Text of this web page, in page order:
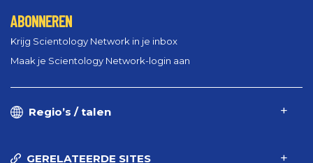
ABONNEREN
Krijg Scientology Network in je inbox
Maak je Scientology Network-login aan
Regio’s / talen
GERELATEERDE SITES